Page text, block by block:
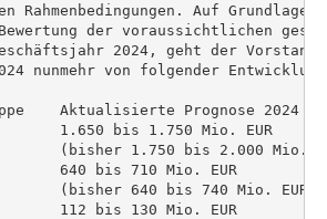
Rahmenbedingungen. Auf Grundlage
der voraussichtlichen
2024, geht der Vorstand
nunmehr von folgender
Aktualisierte Prognose 2024
1.650 bis 1.750 Mio. EUR
(bisher 1.750 bis 2.000 Mio.
640 bis 710 Mio. EUR
(bisher 640 bis 740 Mio. EUR)
112 bis 130 Mio. EUR